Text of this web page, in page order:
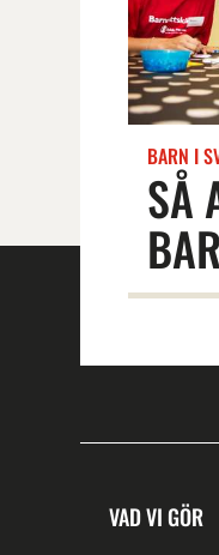
SÅ
BARN I
VAD VI GÖR